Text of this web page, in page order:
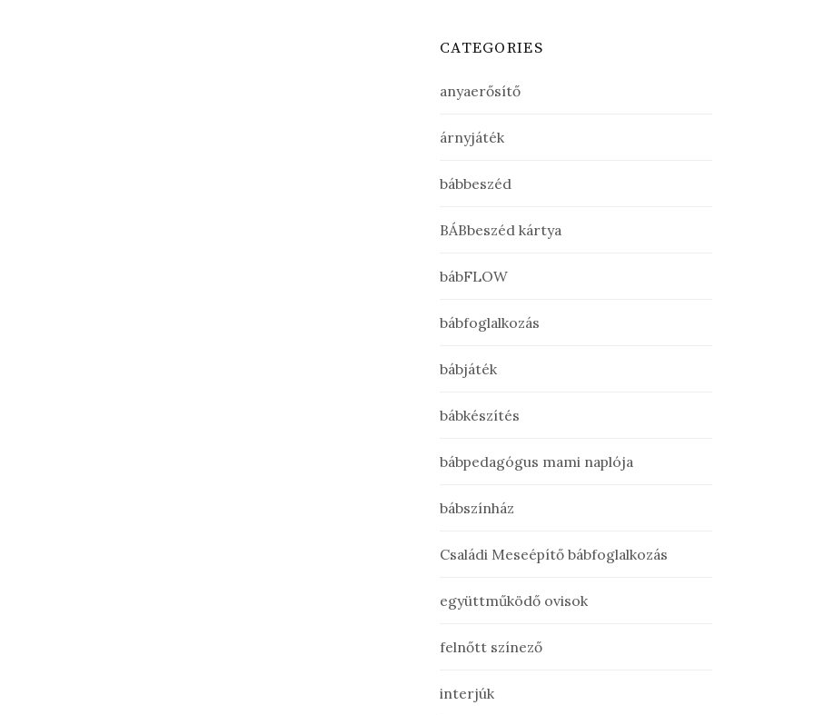
CATEGORIES
anyaerősítő
árnyjáték
bábbeszéd
BÁBbeszéd kártya
bábFLOW
bábfoglalkozás
bábjáték
bábkészítés
bábpedagógus mami naplója
bábszínház
Családi Meseépítő bábfoglalkozás
együttműködő ovisok
felnőtt színező
interjúk